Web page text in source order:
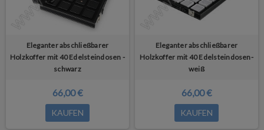
Eleganter abschließbarer
Holzkoffer mit 40 Edelsteindosen -
schwarz
66,00 €
KAUFEN
Eleganter abschließbarer
Holzkoffer mit 40 Edelsteindosen-
weiß
66,00 €
KAUFEN